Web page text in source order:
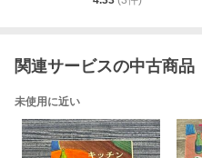
関連サービスの中古商品
未使用に近い